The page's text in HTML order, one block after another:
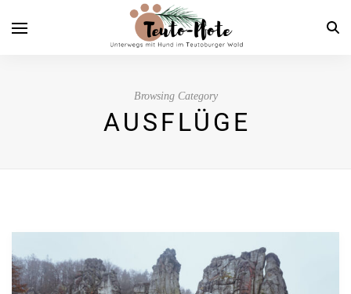
Browsing Category
AUSFLÜGE